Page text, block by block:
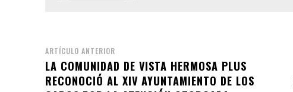
ARTÍCULO ANTERIOR
LA COMUNIDAD DE VISTA HERMOSA PLUS
RECONOCIÓ AL XIV AYUNTAMIENTO DE LOS